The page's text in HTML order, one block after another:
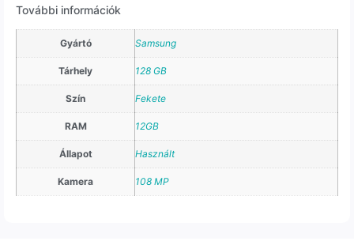
További információk
Gyártó Samsung
Tárhely 128 GB
Szín Fekete
RAM 12GB
Állapot Használt
Kamera 108 MP